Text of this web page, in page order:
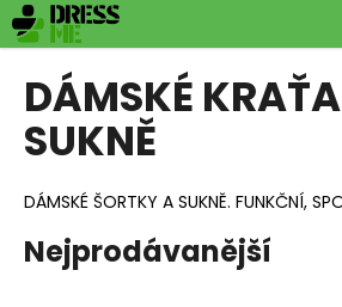
Přejít
na
obsah
DÁMSKÉ
SUKNĚ
DÁMSKÉ ŠORTKY A SUKNĚ. FUNKČNÍ,
Nejprodávanější
K
o
C
o
p
t